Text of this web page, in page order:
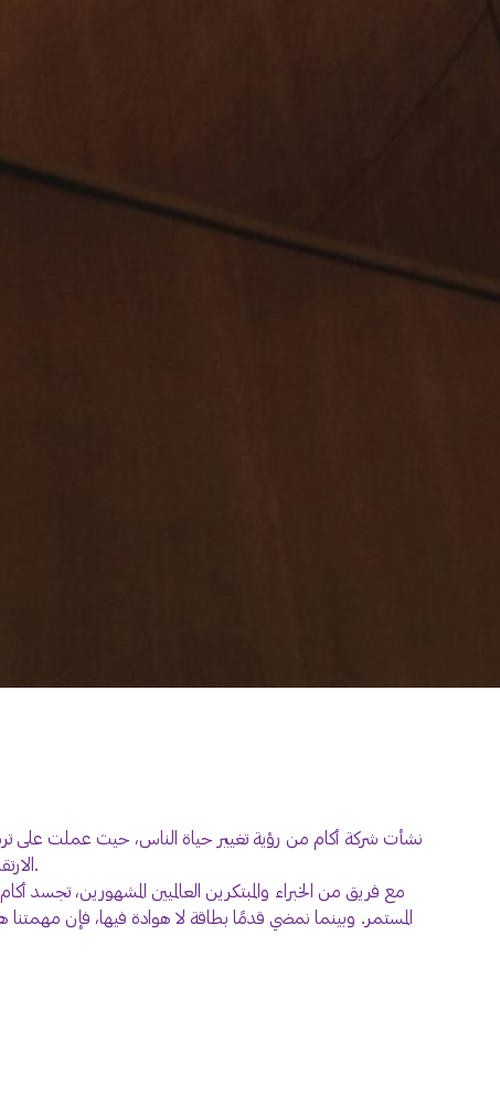
الارتقاء بالإنسانية، وتعزيز المجتمعات المزدهرة، وإعادة تعريف جوهر المنزل.
مع فريق من الخبراء والمبتكرين العالميين المشهورين، تجسد أكام،
المستمر. وبينما نمضي قدمًا بطاقة لا هوادة فيها، فإن